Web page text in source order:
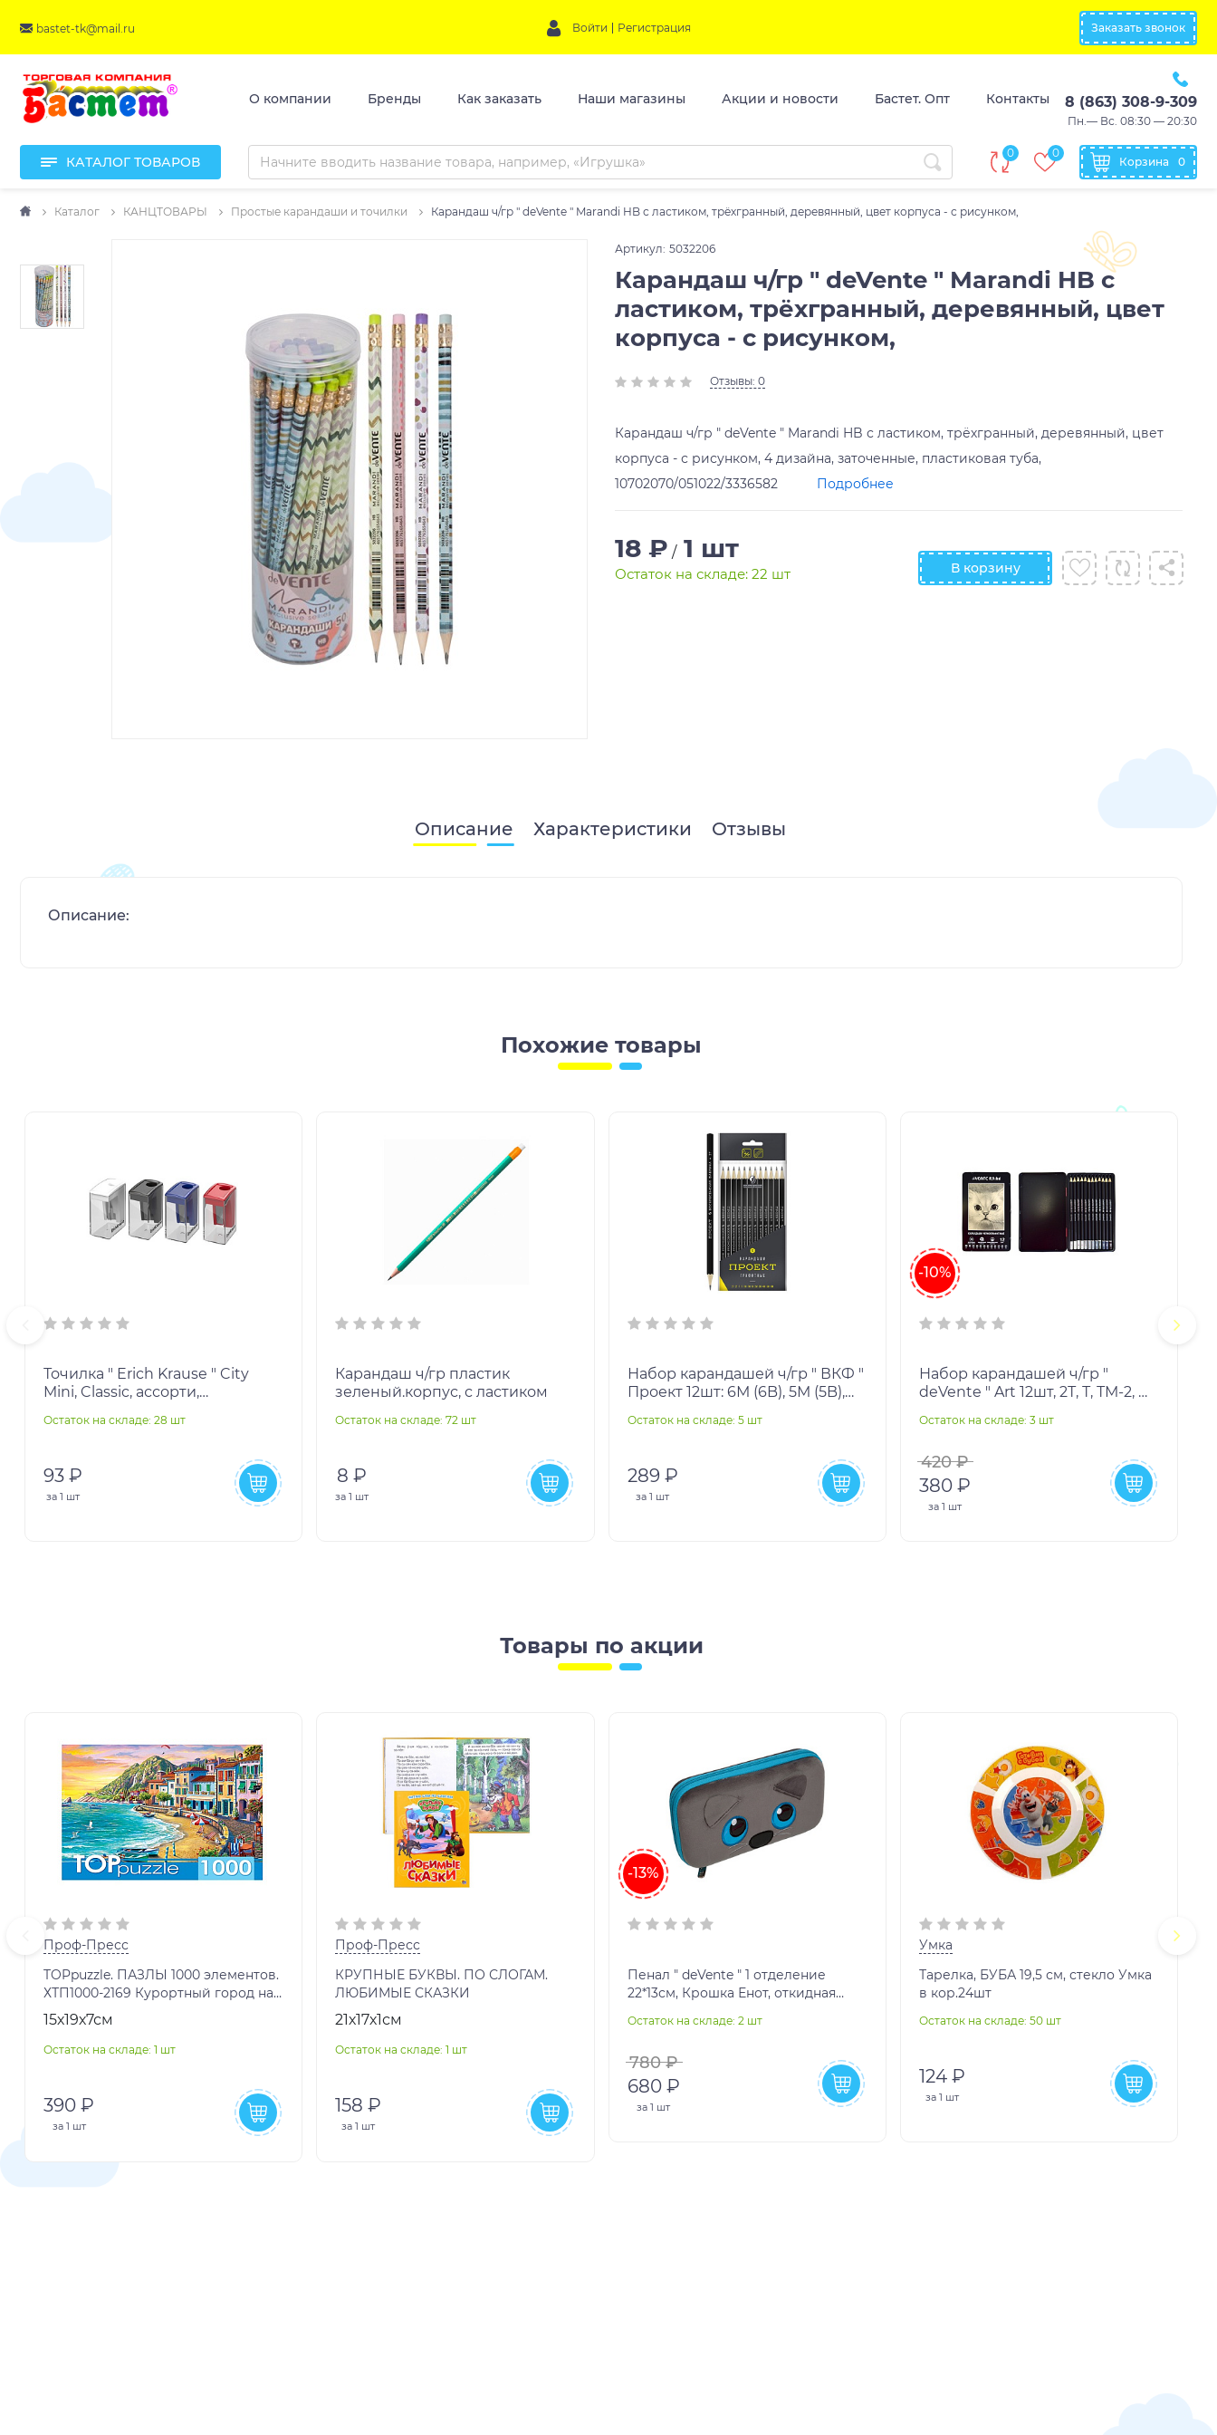
bastet-tk@mail.ru Войти Регистрация Заказать звонок
О компании Бренды Как заказать Наши магазины Акции и новости Бастет. Опт Контакты 8 (863) 308-9-309
Пн.— Вс. 08:30 — 20:30
КАТАЛОГ ТОВАРОВ
0 0
Корзина 0
Каталог КАНЦТОВАРЫ Простые карандаши и точилки Карандаш ч/гр " deVente " Marandi HB с ластиком, трёхгранный, деревянный, цвет корпуса - с рисунком,
Артикул: 5032206
Карандаш ч/гр " deVente " Marandi HB с
ластиком, трёхгранный, деревянный, цвет
корпуса - с рисунком,
Отзывы: 0
Карандаш ч/гр " deVente " Marandi HB с ластиком, трёхгранный, деревянный, цвет
корпуса - с рисунком, 4 дизайна, заточенные, пластиковая туба,
10702070/051022/3336582
Подробнее
18 ₽ / 1 шт
Остаток на складе: 22 шт В корзину
Описание Характеристики Отзывы
Описание:
Похожие товары
Точилка " Erich Krause " City
Mini, Classic, ассорти,
контейнером, в
Остаток на складе: 28 шт
93 ₽
за 1 шт
Карандаш ч/гр пластик
зеленый.корпус, с ластиком
Остаток на складе: 72 шт
8 ₽
за1 шт
Набор карандашей ч/гр " ВКФ "
Проект 12шт: 6М (6B), 5М (5B),
ТМ (H
Остаток на складе: 5 шт
289 ₽
за 1 шт
-10%
Набор карандашей ч/гр "
deVente " Art 12шт, 2Т, Т, ТМ-2, М,
шестигранный
Остаток на складе: 3 шт
420 ₽
380 ₽
за 1 шт
Товары по акции
Проф-Пресс
TOPpuzzle. ПАЗЛЫ 1000 элементов.
ХТП1000-2169 Курортный город на
закате
15х19х7см
Остаток на складе: 1 шт
390 ₽
за 1 шт
Проф-Пресс
КРУПНЫЕ БУКВЫ. ПО СЛОГАМ.
ЛЮБИМЫЕ СКАЗКИ
21х17х1см
Остаток на складе: 1 шт
158 ₽
за1 шт
-13%
Пенал " deVente " 1 отделение
22*13см, Крошка Енот, откидная
EVA
Остаток на складе: 2 шт
780 ₽
680 ₽
за 1 шт
Умка
Тарелка, БУБА 19,5 см, стекло Умка
в кор.24шт
Остаток на складе: 50 шт
124 ₽
за 1 шт